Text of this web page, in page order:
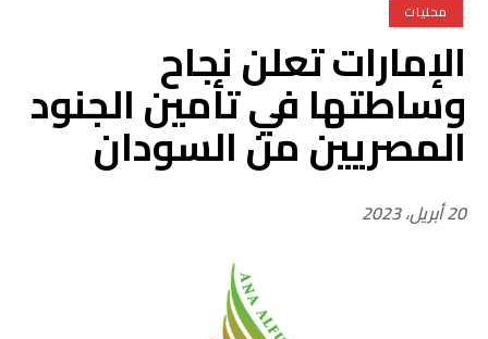
محليات
الإمارات تعلن نجاح
وساطتها في تأمين الجنود
المصريين من السودان
20 أبريل، 2023